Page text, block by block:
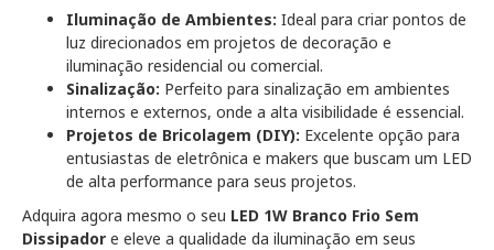
Iluminação de Ambientes: Ideal para criar pontos de
luz direcionados em projetos de decoração e
iluminação residencial ou comercial.
Sinalização: Perfeito para sinalização em ambientes
internos e externos, onde a alta visibilidade é essencial.
Projetos de Bricolagem (DIY): Excelente opção para
entusiastas de eletrônica e makers que buscam um LED
de alta performance para seus projetos.
Adquira agora mesmo o seu LED 1W Branco Frio Sem
Dissipador e eleve a qualidade da iluminação em seus